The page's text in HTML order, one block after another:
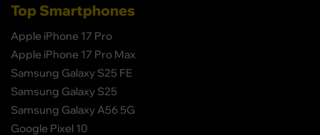
Top Smartphones
Apple iPhone 17 Pro
Apple iPhone 17 Pro Max
Samsung Galaxy S25 FE
Samsung Galaxy S25
Samsung Galaxy A56 5G
Google Pixel 10